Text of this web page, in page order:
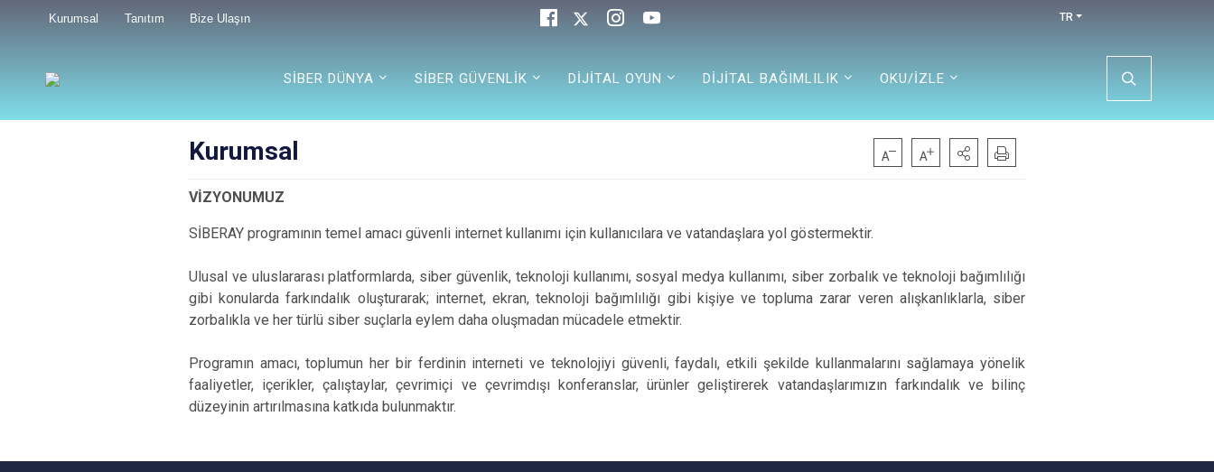
Kurumsal Tanıtım Bize Ulaşın TR
SİBER DÜNYA SİBER GÜVENLİK DİJİTAL OYUN DİJİTAL BAĞIMLILIK OKU/İZLE
Kurumsal
VİZYONUMUZ
SİBERAY programının temel amacı güvenli internet kullanımı için kullanıcılara ve vatandaşlara yol göstermektir.
Ulusal ve uluslararası platformlarda, siber güvenlik, teknoloji kullanımı, sosyal medya kullanımı, siber zorbalık ve teknoloji bağımlılığı
gibi konularda farkındalık oluşturarak; internet, ekran, teknoloji bağımlılığı gibi kişiye ve topluma zarar veren alışkanlıklarla, siber
zorbalıkla ve her türlü siber suçlarla eylem daha oluşmadan mücadele etmektir.
Programın amacı, toplumun her bir ferdinin interneti ve teknolojiyi güvenli, faydalı, etkili şekilde kullanmalarını sağlamaya yönelik
faaliyetler, içerikler, çalıştaylar, çevrimiçi ve çevrimdışı konferanslar, ürünler geliştirerek vatandaşlarımızın farkındalık ve bilinç
düzeyinin artırılmasına katkıda bulunmaktır.